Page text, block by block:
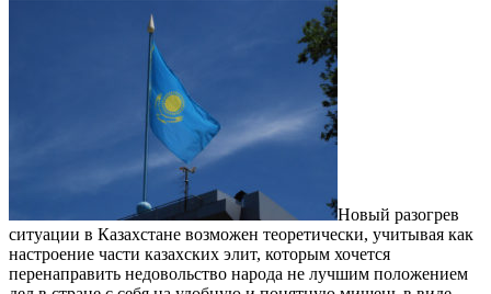
Новый разогрев
ситуации в Казахстане возможен теоретически, учитывая как
настроение части казахских элит, которым хочется
перенаправить недовольство народа не лучшим положением